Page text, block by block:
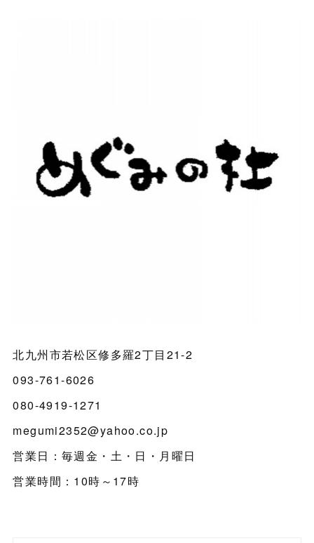
北九州市若松区修多羅2丁目21-2
093-761-6026
080-4919-1271
megumi2352@yahoo.co.jp
営業日：毎週金・土・日・月曜日
営業時間：10時～17時